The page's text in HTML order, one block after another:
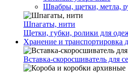
Швабры, щетки, метла,
Шпагаты, нити
Щетки, губки, ролики для
Хранение и транспортировка
Вставка-скоросшиватель для